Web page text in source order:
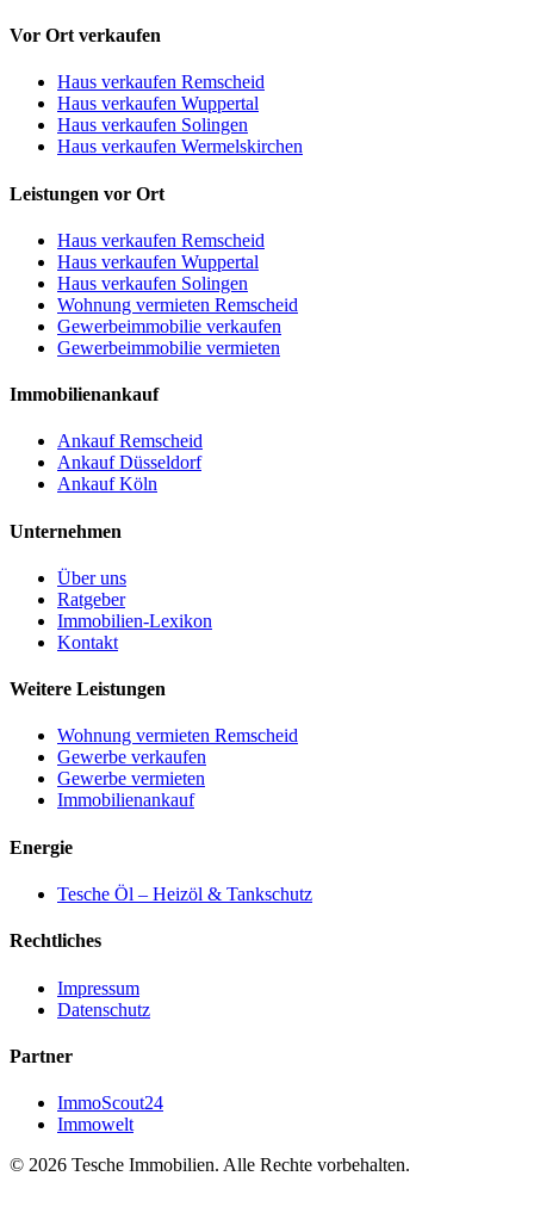
Vor Ort verkaufen
Haus verkaufen Remscheid
Haus verkaufen Wuppertal
Haus verkaufen Solingen
Haus verkaufen Wermelskirchen
Leistungen vor Ort
Haus verkaufen Remscheid
Haus verkaufen Wuppertal
Haus verkaufen Solingen
Wohnung vermieten Remscheid
Gewerbeimmobilie verkaufen
Gewerbeimmobilie vermieten
Immobilienankauf
Ankauf Remscheid
Ankauf Düsseldorf
Ankauf Köln
Unternehmen
Über uns
Ratgeber
Immobilien-Lexikon
Kontakt
Weitere Leistungen
Wohnung vermieten Remscheid
Gewerbe verkaufen
Gewerbe vermieten
Immobilienankauf
Energie
Tesche Öl – Heizöl & Tankschutz
Rechtliches
Impressum
Datenschutz
Partner
ImmoScout24
Immowelt
© 2026 Tesche Immobilien. Alle Rechte vorbehalten.